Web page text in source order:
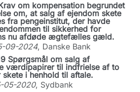
om kompensation begrundet
om, at salg af ejendom skete
fra pengeinstitut, der havde
til sikkerhed for
nu afdøde ægtefælles gæld.
09-2024, Danske Bank
Spørgsmål om salg af
værdipapirer til indfrielse af to
skete i henhold til aftale.
05-2020, Sydbank